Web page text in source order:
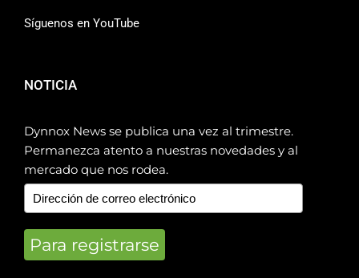
Síguenos en YouTube
NOTICIA
Dynnox News se publica una vez al trimestre.
Permanezca atento a nuestras novedades y al
mercado que nos rodea.
Para registrarse